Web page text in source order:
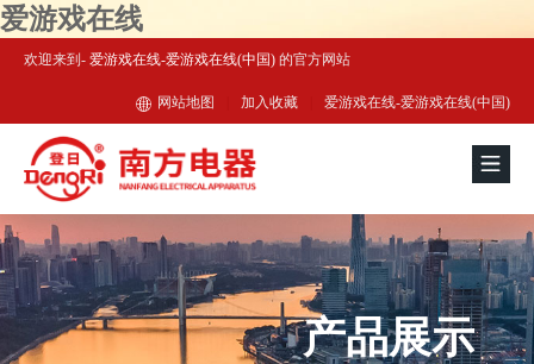
爱游戏在线
欢迎来到- 爱游戏在线-爱游戏在线(中国) 的官方网站
网站地图 加入收藏 爱游戏在线-爱游戏在线(中国)
产品展示